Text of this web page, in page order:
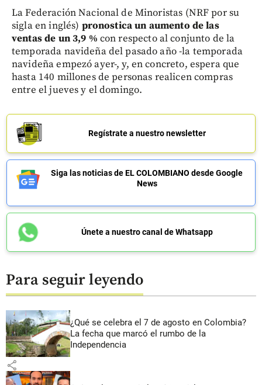
La Federación Nacional de Minoristas (NRF por su
sigla en inglés) pronostica un aumento de las
ventas de un 3,9 % con respecto al conjunto de la
temporada navideña del pasado año -la temporada
navideña empezó ayer-, y, en concreto, espera que
hasta 140 millones de personas realicen compras
entre el jueves y el domingo.
Regístrate a nuestro newsletter
Siga las noticias de EL COLOMBIANO desde Google
News
Únete a nuestro canal de Whatsapp
Para seguir leyendo
¿Qué se celebra el 7 de agosto en Colombia?
La fecha que marcó el rumbo de la
Independencia
share